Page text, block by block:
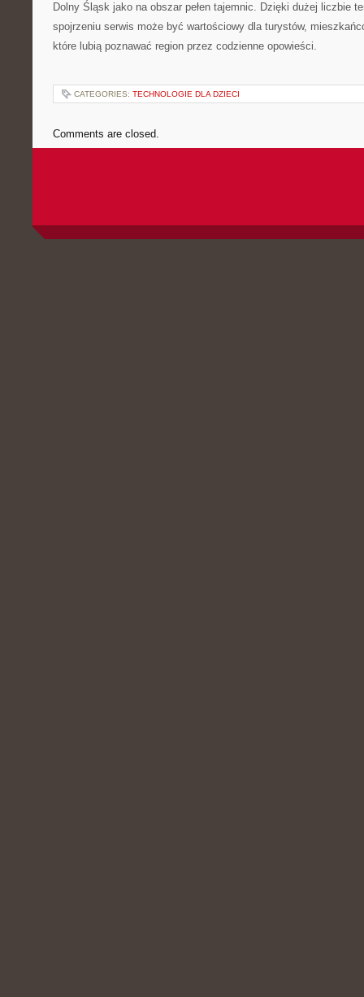
Dolny Śląsk jako na obszar pełen tajemnic. Dzięki dużej liczbie
spojrzeniu serwis może być wartościowy dla turystów,
które lubią poznawać region przez codzienne opowieści.
CATEGORIES: TECHNOLOGIE DLA DZIECI
Comments are closed.